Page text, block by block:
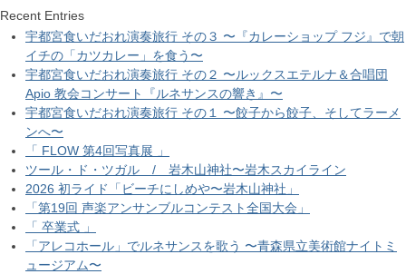
Recent Entries
宇都宮食いだおれ演奏旅行 その３ 〜『カレーショップ フジ』で朝
イチの「カツカレー」を食う〜
宇都宮食いだおれ演奏旅行 その２ 〜ルックスエテルナ＆合唱団
Apio 教会コンサート『ルネサンスの響き』〜
宇都宮食いだおれ演奏旅行 その１ 〜餃子から餃子、そしてラーメ
ンへ〜
「 FLOW 第4回写真展 」
ツール・ド・ツガル / 岩木山神社〜岩木スカイライン
2026 初ライド「ビーチにしめや〜岩木山神社」
「第19回 声楽アンサンブルコンテスト全国大会」
「 卒業式 」
「アレコホール」でルネサンスを歌う 〜青森県立美術館ナイトミ
ュージアム〜